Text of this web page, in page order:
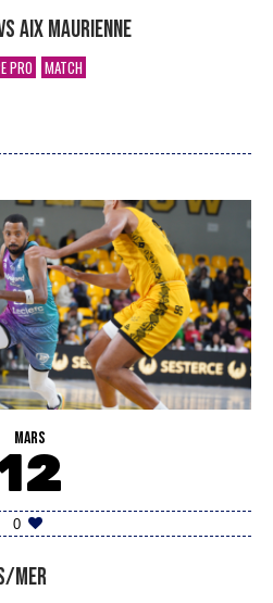
Aix Maurienne
PRO MATCH
MARS
0
Mer